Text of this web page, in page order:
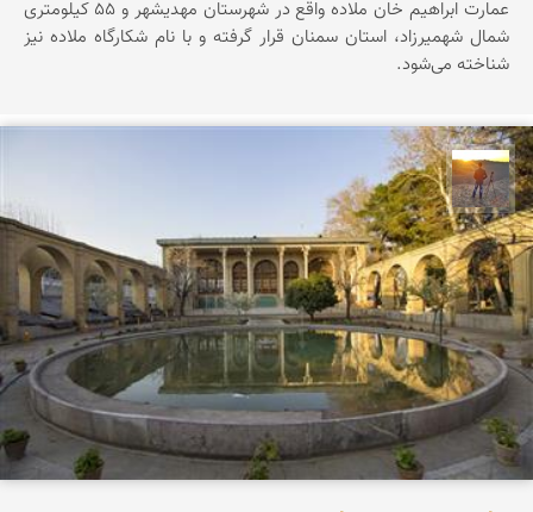
عمارت ابراهیم خان ملاده واقع در شهرستان مهدیشهر و ۵۵ کیلومتری
شمال شهمیرزاد، استان سمنان قرار گرفته و با نام شکارگاه ملاده نیز
شناخته می‌شود.
مهدی مخلصیان